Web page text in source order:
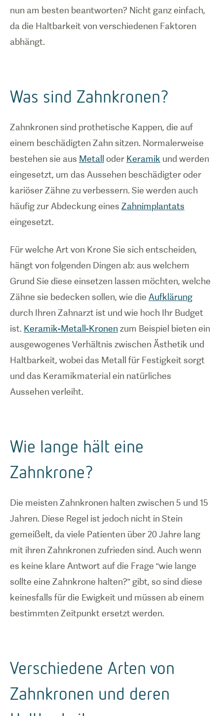
nun am besten beantworten? Nicht ganz einfach,
da die Haltbarkeit von verschiedenen Faktoren
abhängt.
Was sind Zahnkronen?
Zahnkronen sind prothetische Kappen, die auf
einem beschädigten Zahn sitzen. Normalerweise
bestehen sie aus Metall oder Keramik und werden
eingesetzt, um das Aussehen beschädigter oder
kariöser Zähne zu verbessern. Sie werden auch
häufig zur Abdeckung eines Zahnimplantats
eingesetzt.
Für welche Art von Krone Sie sich entscheiden,
hängt von folgenden Dingen ab: aus welchem
Grund Sie diese einsetzen lassen möchten, welche
Zähne sie bedecken sollen, wie die Aufklärung
durch Ihren Zahnarzt ist und wie hoch Ihr Budget
ist. Keramik-Metall-Kronenzum Beispiel bieten ein
ausgewogenes Verhältnis zwischen Ästhetik und
Haltbarkeit, wobei das Metall für Festigkeit sorgt
und das Keramikmaterial ein natürliches
Aussehen verleiht.
Wie lange hält eine
Zahnkrone?
Die meisten Zahnkronen halten zwischen 5 und 15
Jahren. Diese Regel ist jedoch nicht in Stein
gemeißelt, da viele Patienten über 20 Jahre lang
mit ihren Zahnkronen zufrieden sind. Auch wenn
es keine klare Antwort auf die Frage “wie lange
sollte eine Zahnkrone halten?” gibt, so sind diese
keinesfalls für die Ewigkeit und müssen ab einem
bestimmten Zeitpunkt ersetzt werden.
Verschiedene Arten von
Zahnkronen und deren